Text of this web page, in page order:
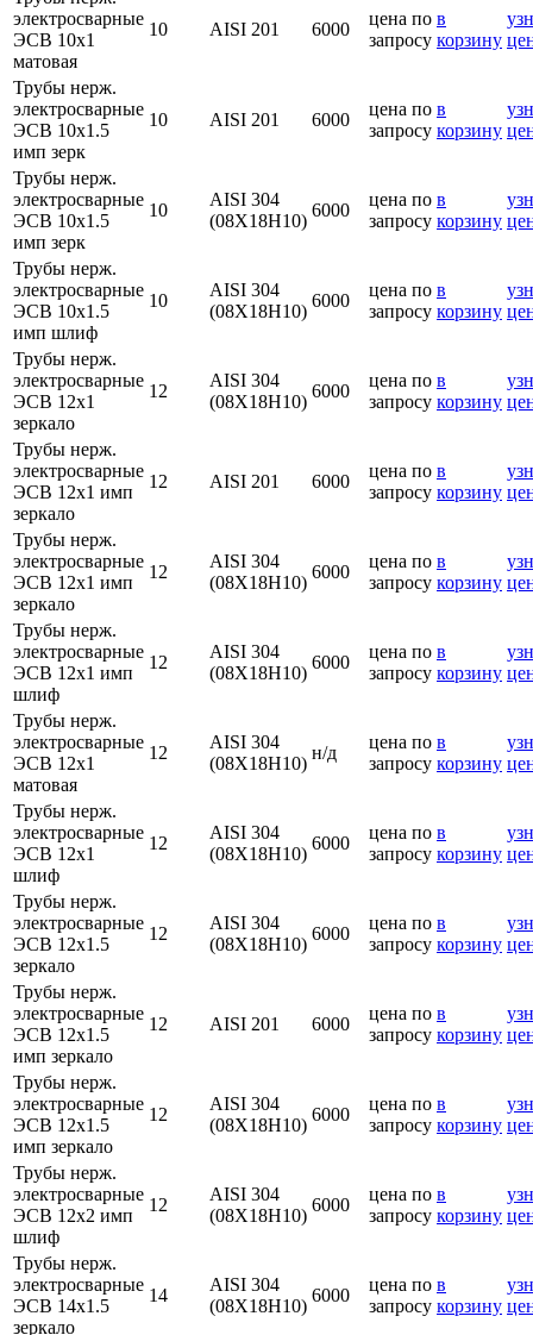
электросварные
ЭСВ 10х1
матовая
10 AISI 201 6000
цена по
запросу
в
корзину
Трубы нерж.
электросварные
ЭСВ 10х1.5
имп зерк
10 AISI 201 6000
цена по
запросу
в
корзину
Трубы нерж.
электросварные
ЭСВ 10х1.5
имп зерк
10
AISI 304
(08Х18Н10)
6000
цена по
запросу
в
корзину
Трубы нерж.
электросварные
ЭСВ 10х1.5
имп шлиф
10
AISI 304
(08Х18Н10)
6000
цена по
запросу
в
корзину
Трубы нерж.
электросварные
ЭСВ 12х1
зеркало
12
AISI 304
(08Х18Н10)
6000
цена по
запросу
в
корзину
Трубы нерж.
электросварные
ЭСВ 12х1 имп
зеркало
12 AISI 201 6000
цена по
запросу
в
корзину
Трубы нерж.
электросварные
ЭСВ 12х1 имп
зеркало
12
AISI 304
(08Х18Н10)
6000
цена по
запросу
в
корзину
Трубы нерж.
электросварные
ЭСВ 12х1 имп
шлиф
12
AISI 304
(08Х18Н10)
6000
цена по
запросу
в
корзину
Трубы нерж.
электросварные
ЭСВ 12х1
матовая
12
AISI 304
(08Х18Н10)
н/д
цена по
запросу
в
корзину
Трубы нерж.
электросварные
ЭСВ 12х1
шлиф
12
AISI 304
(08Х18Н10)
6000
цена по
запросу
в
корзину
Трубы нерж.
электросварные
ЭСВ 12х1.5
зеркало
12
AISI 304
(08Х18Н10)
6000
цена по
запросу
в
корзину
Трубы нерж.
электросварные
ЭСВ 12х1.5
имп зеркало
12 AISI 201 6000
цена по
запросу
в
корзину
Трубы нерж.
электросварные
ЭСВ 12х1.5
имп зеркало
12
AISI 304
(08Х18Н10)
6000
цена по
запросу
в
корзину
Трубы нерж.
электросварные
ЭСВ 12х2 имп
шлиф
12
AISI 304
(08Х18Н10)
6000
цена по
запросу
в
корзину
Трубы нерж.
электросварные
ЭСВ 14х1.5
зеркало
14
AISI 304
(08Х18Н10)
6000
цена по
запросу
в
корзину